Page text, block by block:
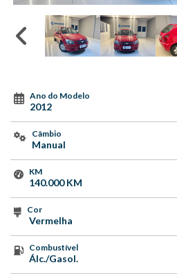
Ano do Modelo
2012
Câmbio
Manual
KM
140.000 KM
Cor
Vermelha
Combustível
Álc./Gasol.